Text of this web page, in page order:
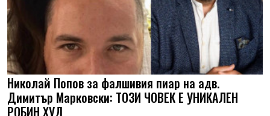
Николай Попов за фалшивия пиар на адв.
Димитър Марковски: ТОЗИ ЧОВЕК Е УНИКАЛЕН
РОБИН ХУД